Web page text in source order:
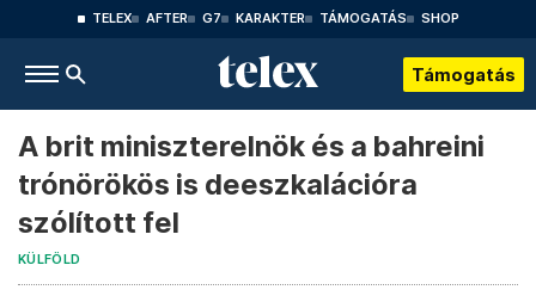
TELEX AFTER G7 KARAKTER TÁMOGATÁS SHOP
Támogatás
A brit miniszterelnök és a bahreini
trónörökös is deeszkalációra
szólított fel
KÜLFÖLD